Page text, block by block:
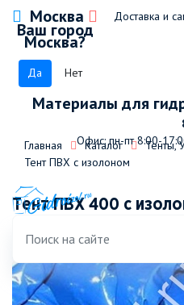
Москва
Ваш город
Москва?
Да Нет
Доставка и
Материалы для
Офис: пн-пт 8:00-
Главная Каталог
Тенты,
Тент ПВХ с изолоном
Тент ПВХ 400 с